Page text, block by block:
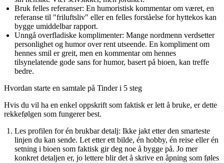
Bruk felles referanser: En humoristisk kommentar om været, en
referanse til "friluftsliv" eller en felles forståelse for hyttekos kan
bygge umiddelbar rapport.
Unngå overfladiske komplimenter: Mange nordmenn verdsetter
personlighet og humor over rent utseende. En kompliment om
hennes smil er greit, men en kommentar om hennes
tilsynelatende gode sans for humor, basert på bioen, kan treffe
bedre.
Hvordan starte en samtale på Tinder i 5 steg
Hvis du vil ha en enkel oppskrift som faktisk er lett å bruke, er dette
rekkefølgen som fungerer best.
Les profilen for én brukbar detalj: Ikke jakt etter den smarteste
linjen du kan sende. Let etter ett bilde, én hobby, én reise eller én
setning i bioen som faktisk gir deg noe å bygge på. Jo mer
konkret detaljen er, jo lettere blir det å skrive en åpning som føles